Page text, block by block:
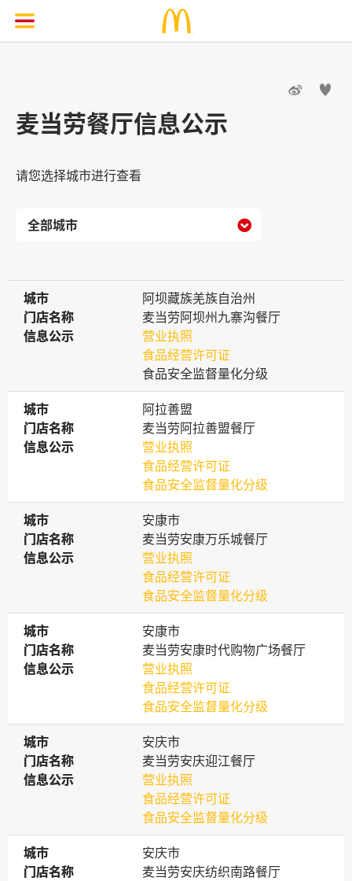
 
麦当劳餐厅信息公示
请您选择城市进行查看

城市
城市
阿坝藏族羌族自治州
门店名称
门店名称
麦当劳阿坝州九寨沟餐厅
信息公示
信息公示
营业执照
食品经营许可证
食品安全监督量化分级
城市
城市
阿拉善盟
门店名称
门店名称
麦当劳阿拉善盟餐厅
信息公示
信息公示
营业执照
食品经营许可证
食品安全监督量化分级
城市
城市
安康市
门店名称
门店名称
麦当劳安康万乐城餐厅
信息公示
信息公示
营业执照
食品经营许可证
食品安全监督量化分级
城市
城市
安康市
门店名称
门店名称
麦当劳安康时代购物广场餐厅
信息公示
信息公示
营业执照
食品经营许可证
食品安全监督量化分级
城市
城市
安庆市
门店名称
门店名称
麦当劳安庆迎江餐厅
信息公示
信息公示
营业执照
食品经营许可证
食品安全监督量化分级
城市
城市
安庆市
门店名称
门店名称
麦当劳安庆纺织南路餐厅